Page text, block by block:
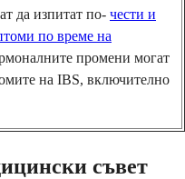
да изпитат по- чести и
по време на
промени могат
на IBS, включително
съвет